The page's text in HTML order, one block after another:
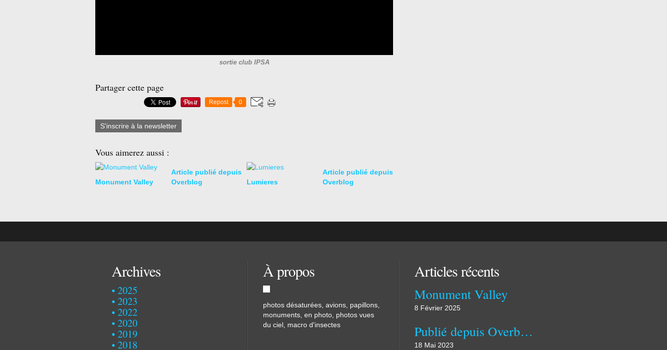
sortie club IPSA
Partager cette page
Repost 0
S'inscrire à la newsletter
Vous aimerez aussi :
Monument Valley
Article publié depuis
Overblog
Lumieres
Article publié depuis
Overblog
Archives
2025
2023
2022
2020
2019
2018
À propos
photos désaturées, avions, papillons,
monuments, en photo, photos vues
du ciel, macro d'insectes
Articles récents
Monument Valley
8 Février 2025
Publié depuis Overblog
18 Mai 2023